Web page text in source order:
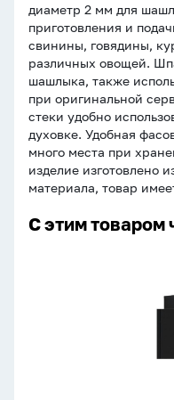
диаметр 2 мм для
приготовления и
свинины, говядины,
различных овощей.
шашлыка, также
при оригинальной
стеки удобно
духовке. Удобная
много места при
изделие изготовлено
материала, товар
С этим товаром